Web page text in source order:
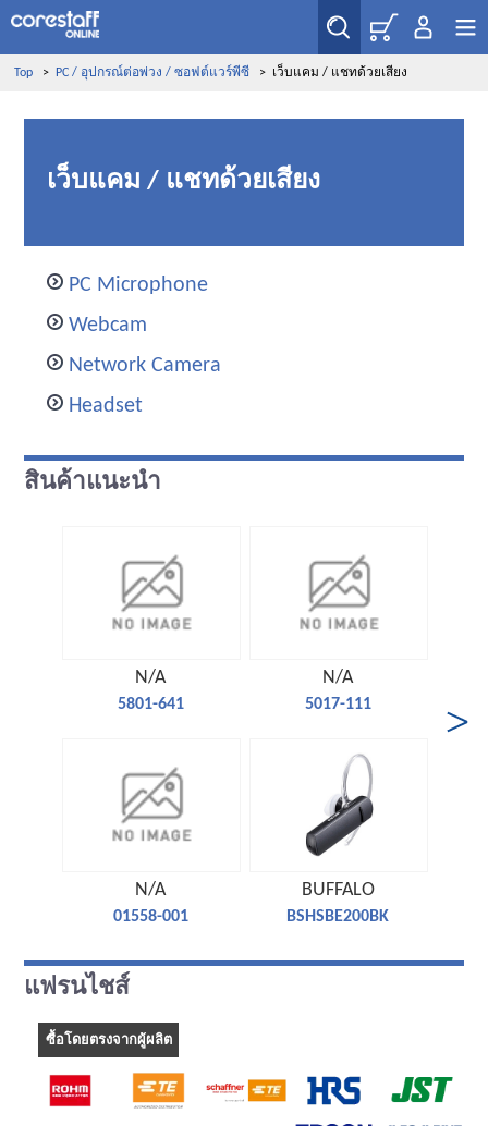
Top > PC / อุปกรณ์ต่อพ่วง / ซอฟต์แวร์พีซี> เว็บแคม / แชทด้วยเสียง
เว็บแคม / แชทด้วยเสียง
PC Microphone
Webcam
Network Camera
Headset
สินค้าแนะนำ
N/A
5801-641
N/A
01558-001
N/A
5017-111
BUFFALO
BSHSBE200BK
แฟรนไชส์
ซื้อโดยตรงจากผู้ผลิต